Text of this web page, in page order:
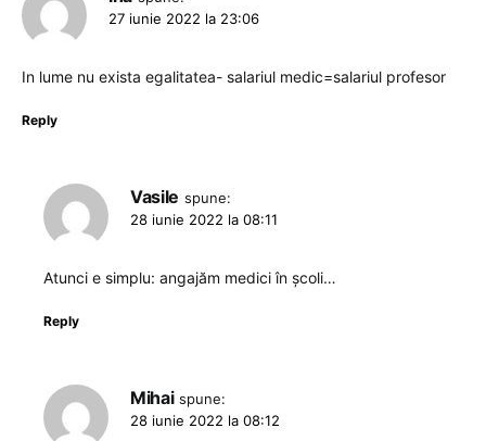
27 iunie 2022 la 23:06
In lume nu exista egalitatea- salariul medic=salariul profesor
Reply
Vasile spune:
28 iunie 2022 la 08:11
Atunci e simplu: angajăm medici în școli…
Reply
Mihai spune:
28 iunie 2022 la 08:12